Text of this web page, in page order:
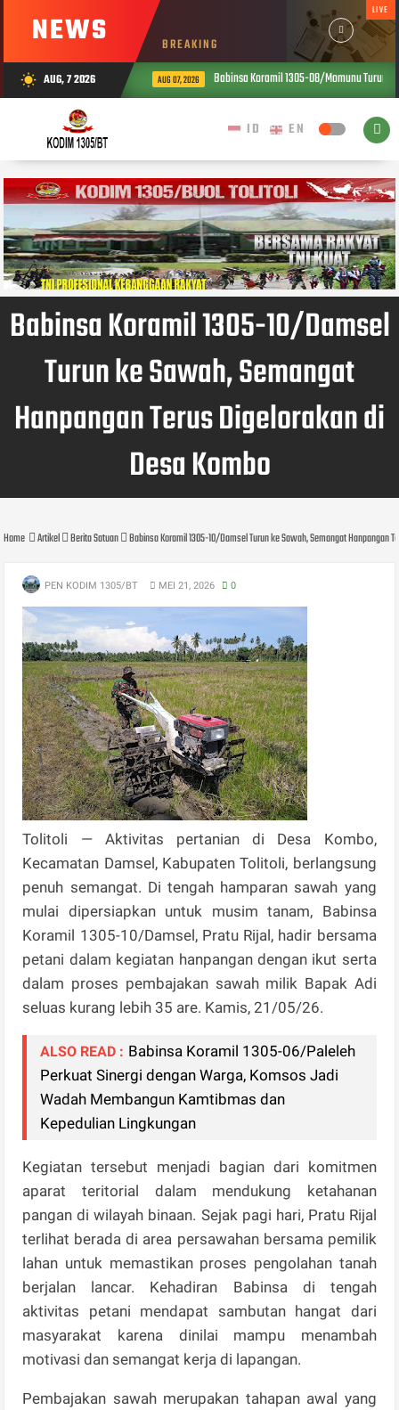
NEWS BREAKING
LIVE
wb_sunny AUG, 7 2026 AUG 07, 2026 Babinsa Koramil 1305-08/Momunu Turun ke
Babinsa Koramil 1305-10/Damsel
Turun ke Sawah, Semangat
Hanpangan Terus Digelorakan di
Desa Kombo
Home Artikel Berita Satuan Babinsa Koramil 1305-10/Damsel Turun ke Sawah, Semangat Hanpangan
PEN KODIM 1305/BT MEI 21, 2026 0
Tolitoli — Aktivitas pertanian di Desa Kombo,
Kecamatan Damsel, Kabupaten Tolitoli, berlangsung
penuh semangat. Di tengah hamparan sawah yang
mulai dipersiapkan untuk musim tanam, Babinsa
Koramil 1305-10/Damsel, Pratu Rijal, hadir bersama
petani dalam kegiatan hanpangan dengan ikut serta
dalam proses pembajakan sawah milik Bapak Adi
seluas kurang lebih 35 are. Kamis, 21/05/26.
ALSO READ : Babinsa Koramil 1305-06/Paleleh
Perkuat Sinergi dengan Warga, Komsos Jadi
Wadah Membangun Kamtibmas dan
Kepedulian Lingkungan
Kegiatan tersebut menjadi bagian dari komitmen
aparat teritorial dalam mendukung ketahanan
pangan di wilayah binaan. Sejak pagi hari, Pratu Rijal
terlihat berada di area persawahan bersama pemilik
lahan untuk memastikan proses pengolahan tanah
berjalan lancar. Kehadiran Babinsa di tengah
aktivitas petani mendapat sambutan hangat dari
masyarakat karena dinilai mampu menambah
motivasi dan semangat kerja di lapangan.
Pembajakan sawah merupakan tahapan awal yang